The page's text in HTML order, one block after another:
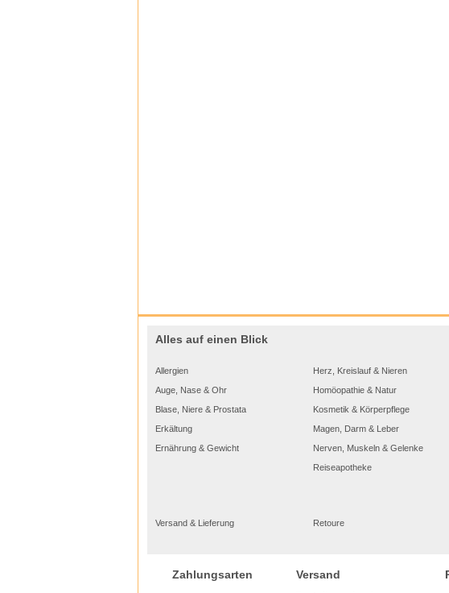
Alles auf einen Blick
Allergien
Auge, Nase & Ohr
Blase, Niere & Prostata
Erkältung
Ernährung & Gewicht
Herz, Kreislauf & Nieren
Homöopathie & Natur
Kosmetik & Körperpflege
Magen, Darm & Leber
Nerven, Muskeln & Gelenke
Reiseapotheke
Versand & Lieferung Retoure
Zahlungsarten Versand